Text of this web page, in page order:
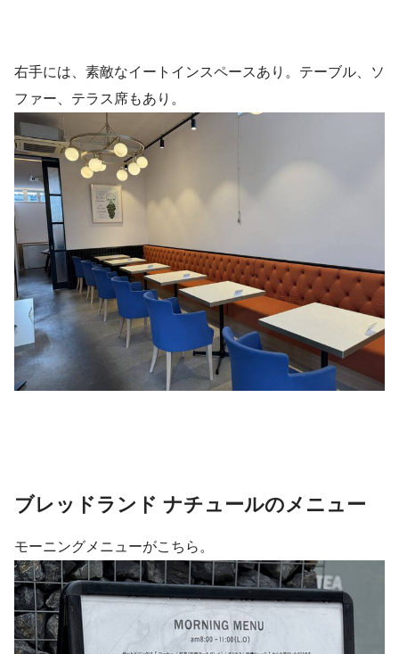
右手には、素敵なイートインスペースあり。テーブル、ソ
ファー、テラス席もあり。
ブレッドランド ナチュールのメニュー
モーニングメニューがこちら。